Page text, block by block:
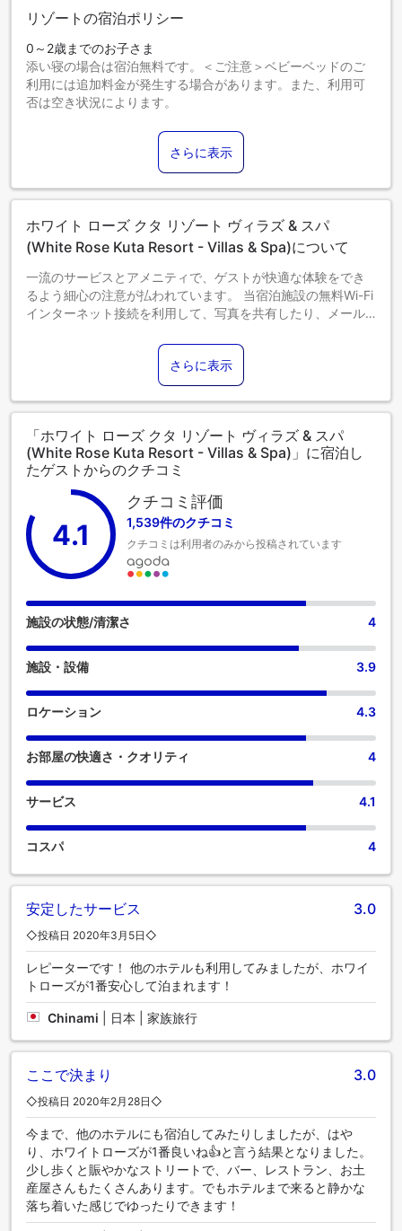
リゾートの宿泊ポリシー
0～2歳までのお子さま
添い寝の場合は宿泊無料です。＜ご注意＞ベビーベッドのご
利用には追加料金が発生する場合があります。また、利用可
否は空き状況によります。
添い寝の場合は宿泊無料です。
5歳以上のゲストは大人とみなされます。
エキストラベッドの追加可否は、お部屋タイプにより異なり
ます。各部屋タイプ欄の記載をご確認ください。
さらに表示
ホワイト ローズ クタ リゾート ヴィラズ & スパ
(White Rose Kuta Resort - Villas & Spa)について
一流のサービスとアメニティで、ゲストが快適な体験をでき
るよう細心の注意が払われています。 当宿泊施設の無料Wi-Fi
インターネット接続を利用して、写真を共有したり、メール
は、ご到着前に当宿泊施設にて手配いたします。当宿泊施設
で提供される送迎サービスを利用すれば、バリ島観光がさら
に手軽になります。自家用車でお越しのお客様には、無料駐
車場をご用意しています。 当宿泊施設ではコンシェルジュサ
な滞在をお約束します。 街の一流エンターテイメントをお探
しなら、当宿泊施設のチケットサービスで予約サポートを依
頼しましょう。 長期滞在の際や必要な時には、ランドリーサ
ービスを利用して旅行着を清潔に保つことができます。ルー
ムサービスなどの設備・サービスも充実しています。 持って
くるのを忘れたとしても、大きな問題にはなりません。必要
なものはコンビニで調達できます。 限られた指定区域では、
喫煙は排他的に許可されています。最高のくつろぎをお約束
するため、客室は魅力的なデザインで、基本的な生活必需品
をすべて備え、楽しい滞在を演出します。 快適なご滞在をお
約束するため、エアコンやリネンサービスを備えた客室をご
& スパの一部客室では、独立したリビングルームやバルコニ
ー、テラスなど、ユニークなデザインの客室があります。一
部の客室には、室内ビデオストリーミング、日刊新聞、テレ
ビなどのアミューズメント設備があり、楽しい滞在をお楽し
のに必要なものがすべて揃っていて便利です。 客室のバスル
ームには、必要なバスアメニティが備え付けられており、快
適な滞在をお約束します。 楽しい朝食は一日の始まりに最適
です。ホワイト ローズ クタ リゾート ヴィラズ & スパでは、
は、おいしいコーヒーでいかがですか？当宿泊施設では、淹
れたての極上コーヒーの爽快な味わいをお楽しみいただけま
な料理の選択肢をいつでも利用できます。素晴らしい夜を手
軽に体験！宿泊施設のエンターテイメントオプションで、敷
ローズ クタ リゾート ヴィラズ & スパ独自のデリバリーアシ
スタンスにより、食料品をお部屋までお届けいたします。 食
事の選択に特にこだわりがある場合は、この場所にある施設
内の調理設備を利用できることにきっと満足するでしょう。
一日中、ホワイト ローズ クタ リゾート ヴィラズ & スパで楽
しめるアクティビティで遊びましょう。長い一日の終わりに
は、スパ施設でおくつろぎください。滞在中、少なくとも一
度は当宿泊施設のプールをお楽しみください。当宿泊施設の
プールサイドバーでは、屋外でお好みのドリンクを飲みなが
ら爽やかなひとときをお過ごしください。 運動をさぼりたく
ない人は、当宿泊施設のフィットネスセンターを訪れること
で、活力と健康を維持することができるでしょう。
さらに表示
「ホワイト ローズ クタ リゾート ヴィラズ & スパ
(White Rose Kuta Resort - Villas & Spa)」に宿泊し
たゲストからのクチコミ
4.1
クチコミ評価
1,539件のクチコミ
クチコミは利用者のみから投稿されています
施設の状態/清潔さ 4
施設・設備 3.9
ロケーション 4.3
お部屋の快適さ・クオリティ 4
サービス 4.1
コスパ 4
安定したサービス 3.0
◇投稿日 2020年3月5日◇
レピーターです！ 他のホテルも利用してみましたが、ホワイ
トローズが1番安心して泊まれます！
Chinami 日本 | 家族旅行
ここで決まり 3.0
◇投稿日 2020年2月28日◇
今まで、他のホテルにも宿泊してみたりしましたが、はや
り、ホワイトローズが1番良いね👍と言う結果となりました。
少し歩くと賑やかなストリートで、バー、レストラン、お土
産屋さんもたくさんあります。でもホテルまで来ると静かな
落ち着いた感じでゆったりできます！